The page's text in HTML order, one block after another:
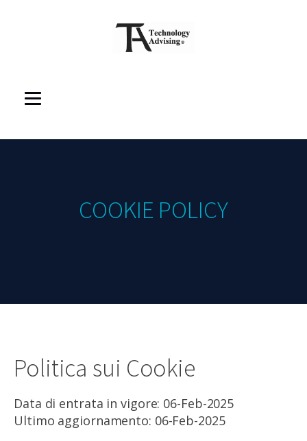
COOKIE POLICY
Politica sui Cookie
Data di entrata in vigore: 06-Feb-2025
Ultimo aggiornamento: 06-Feb-2025